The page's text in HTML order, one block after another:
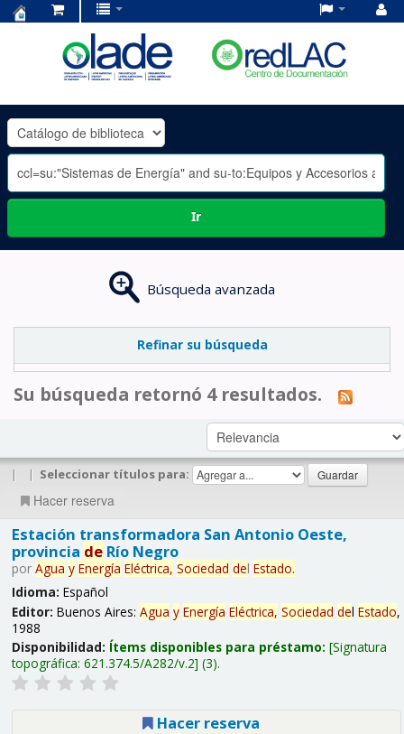
OLADE
-
Ir
Búsqueda avanzada
Refinar su búsqueda
Su búsqueda retornó 4 resultados.
| | Seleccionar títulos para:
Hacer reserva
Estación transformadora San Antonio Oeste,
provincia deRío Negro
por Agua y Energía Eléctrica, Sociedad del Estado.
Idioma: Español
Editor: Buenos Aires: Agua y Energía Eléctrica, Sociedad del Estado,
1988
Disponibilidad: Ítems disponibles para préstamo: Signatura
topográfica: 621.374.5/A282/v.2 (3).
Hacer reserva